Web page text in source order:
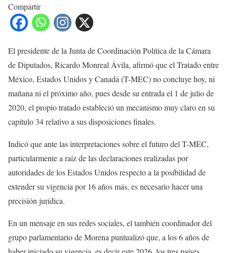
Compartir
El presidente de la Junta de Coordinación Política de la Cámara
de Diputados, Ricardo Monreal Ávila, afirmó que el Tratado entre
México, Estados Unidos y Canadá (T-MEC) no concluye hoy, ni
mañana ni el próximo año, pues desde su entrada el 1 de julio de
2020, el propio tratado estableció un mecanismo muy claro en su
capítulo 34 relativo a sus disposiciones finales.
Indicó que ante las interpretaciones sobre el futuro del T-MEC,
particularmente a raíz de las declaraciones realizadas por
autoridades de los Estados Unidos respecto a la posibilidad de
extender su vigencia por 16 años más, es necesario hacer una
precisión jurídica.
En un mensaje en sus redes sociales, el también coordinador del
grupo parlamentario de Morena puntualizó que, a los 6 años de